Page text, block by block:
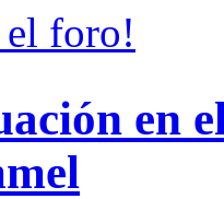
el foro!
en